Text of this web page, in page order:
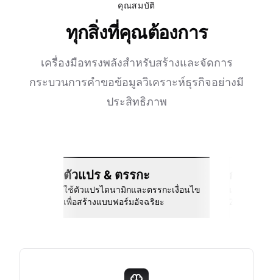
คุณสมบัติ
ทุกสิ่งที่คุณต้องการ
เครื่องมือทรงพลังสำหรับสร้างและจัดการ
กระบวนการคำขอข้อมูลวิเคราะห์ธุรกิจอย่างมี
ประสิทธิภาพ
ตัวแปร & ตรรกะ
ใช้ตัวแปรไดนามิกและตรรกะเงื่อนไข
เพื่อสร้างแบบฟอร์มอัจฉริยะ